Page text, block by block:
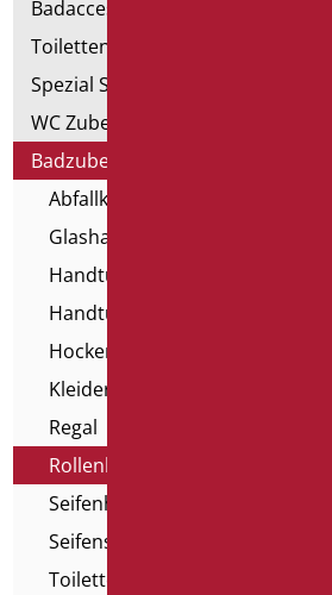
Badaccessoires
Toiletten, Bidet und ausgestattete
Spezial Sanitär
WC Zubehörteil
Badzubehörteil
Abfallkorb
Glashalter
Handtuchhalter
Handtuchspender
Hocker und Sitze für
Kleiderhaken
Regal
Rollenhalter
Seifenhalter
Seifenspender
Toilettenbürstenhalter